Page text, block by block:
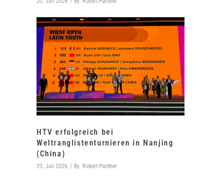
HTV erfolgreich bei
Weltranglistenturnieren in Nanjing
(China)
20. Juli 2026 By Robert Panther